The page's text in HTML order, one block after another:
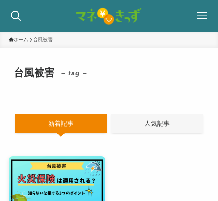
ホーム 台風被害
台風被害 – tag –
新着記事 人気記事